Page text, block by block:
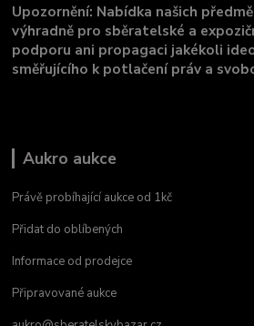
Upozornění: Nabídka našich
výhradně pro sběratelské a
podporu ani propagaci jakékoli
směřujícího k potlačení práv a
Aukro aukce
Právě probíhající aukce od 1kč
Přidat do oblíbených
Informace od prodejce
Připravované aukce